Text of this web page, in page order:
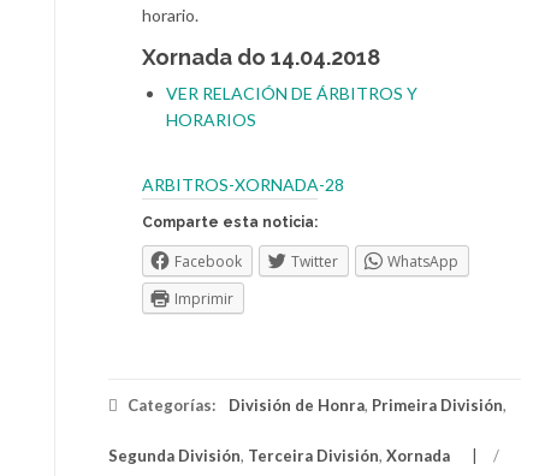
horario.
Xornada do 14.04.2018
VER RELACIÓN DE ÁRBITROS Y
HORARIOS
ARBITROS-XORNADA-28
Comparte esta noticia:
Facebook Twitter
WhatsApp
Imprimir
Categorías: División de Honra, Primeira División,
Segunda División, Terceira División, Xornada /